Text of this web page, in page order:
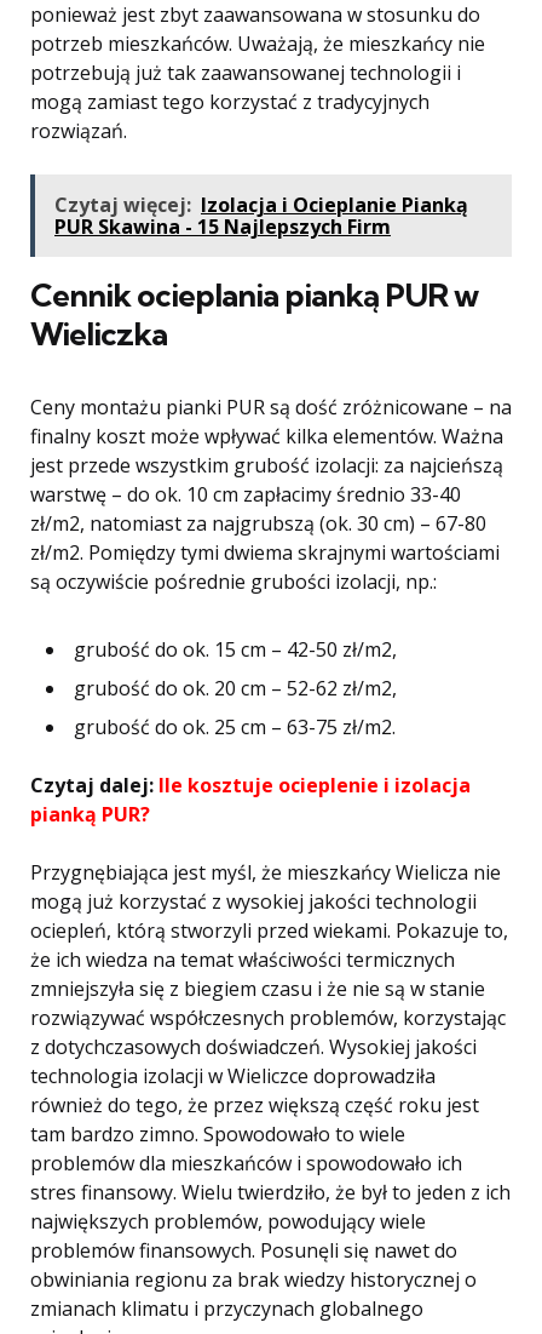
ponieważ jest zbyt zaawansowana w stosunku do
potrzeb mieszkańców. Uważają, że mieszkańcy nie
potrzebują już tak zaawansowanej technologii i
mogą zamiast tego korzystać z tradycyjnych
rozwiązań.
Czytaj więcej: Izolacja i Ocieplanie Pianką
PUR Skawina - 15 Najlepszych Firm
Cennik ocieplania pianką PUR w
Wieliczka
Ceny montażu pianki PUR są dość zróżnicowane – na
finalny koszt może wpływać kilka elementów. Ważna
jest przede wszystkim grubość izolacji: za najcieńszą
warstwę – do ok. 10 cm zapłacimy średnio 33-40
zł/m2, natomiast za najgrubszą (ok. 30 cm) – 67-80
zł/m2. Pomiędzy tymi dwiema skrajnymi wartościami
są oczywiście pośrednie grubości izolacji, np.:
grubość do ok. 15 cm – 42-50 zł/m2,
grubość do ok. 20 cm – 52-62 zł/m2,
grubość do ok. 25 cm – 63-75 zł/m2.
Czytaj dalej: Ile kosztuje ocieplenie i izolacja
pianką PUR?
Przygnębiająca jest myśl, że mieszkańcy Wielicza nie
mogą już korzystać z wysokiej jakości technologii
ociepleń, którą stworzyli przed wiekami. Pokazuje to,
że ich wiedza na temat właściwości termicznych
zmniejszyła się z biegiem czasu i że nie są w stanie
rozwiązywać współczesnych problemów, korzystając
z dotychczasowych doświadczeń. Wysokiej jakości
technologia izolacji w Wieliczce doprowadziła
również do tego, że przez większą część roku jest
tam bardzo zimno. Spowodowało to wiele
problemów dla mieszkańców i spowodowało ich
stres finansowy. Wielu twierdziło, że był to jeden z ich
największych problemów, powodujący wiele
problemów finansowych. Posunęli się nawet do
obwiniania regionu za brak wiedzy historycznej o
zmianach klimatu i przyczynach globalnego